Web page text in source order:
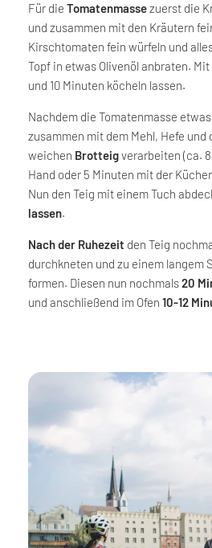
Für die Tomatenmassezuerst die
und zusammen mit den Kräutern
Kirschtomaten fein würfeln und
Topf in etwas Olivenöl anbraten.
und 10 Minuten köcheln lassen.
Nachdem die Tomatenmasse
zusammen mit dem Mehl, Hefe und
weichen Brotteigverarbeiten (ca.
Hand oder 5 Minuten mit der
Nun den Teig mit einem Tuch
lassen.
Nach der Ruhezeit den Teig
durchkneten und zu einem langem
formen. Diesen nun nochmals20
und anschließend im Ofen 10-12